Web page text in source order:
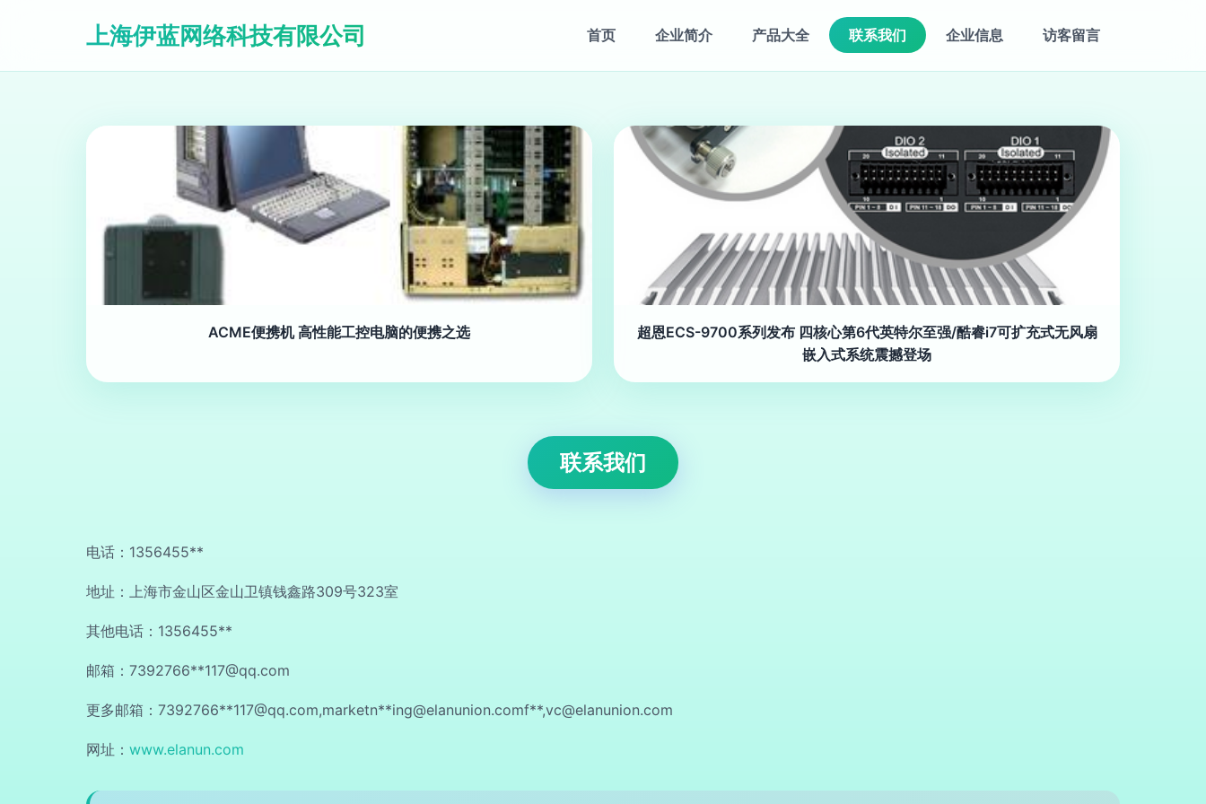
上海伊蓝网络科技有限公司 首页 企业简介 产品大全 联系我们 企业信息 访客留言
ACME便携机 高性能工控电脑的便携之选
超恩ECS-9700系列发布 四核心第6代英特尔至强/酷睿i7可扩充式无风扇
嵌入式系统震撼登场
联系我们
电话：1356455**
地址：上海市金山区金山卫镇钱鑫路309号323室
其他电话：1356455**
邮箱：7392766**117@qq.com
更多邮箱：7392766**117@qq.com,marketn**ing@elanunion.comf**,vc@elanunion.com
网址： www.elanun.com